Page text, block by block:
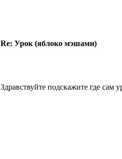
Re: Урок (яблоко мэшами)
Здравствуйте подскажите где сам